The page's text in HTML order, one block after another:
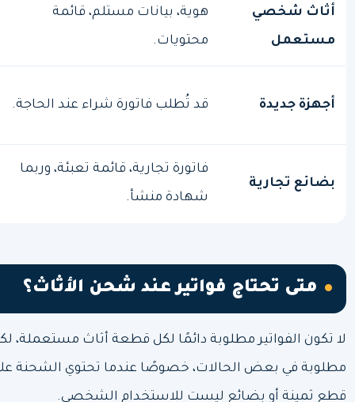
أثاث شخصي
مستعمل
هوية، بيانات مستلم، قائمة
محتويات.
أجهزة جديدة قد تُطلب فاتورة شراء عند الحاجة.
بضائع تجارية
فاتورة تجارية، قائمة تعبئة، وربما
شهادة منشأ.
متى تحتاج فواتير عند شحن الأثاث؟
لا تكون الفواتير مطلوبة دائمًا لكل قطعة أثاث مستعملة،
مطلوبة في بعض الحالات، خصوصًا عندما تحتوي الشحنة على
قطع ثمينة أو بضائع ليست للاستخدام الشخصي.